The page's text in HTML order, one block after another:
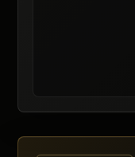
レート提供: